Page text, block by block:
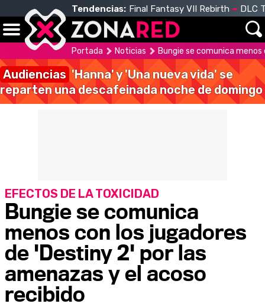
Tendencias: Final Fantasy VII Rebirth DLC
Portada Noticias Bungie se comunica
Audiencias 'Hanna' y 'Una nueva vida' se
reparten una descafeinada noche de domingo
Bungie se comunica
menos con los jugadores
de 'Destiny 2' por las
amenazas y el acoso
recibido
EFECTOS DE LA TOXICIDAD